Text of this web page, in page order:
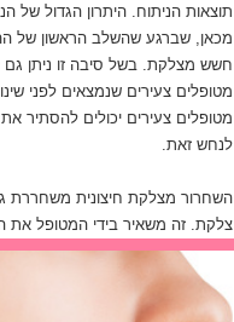
תוצאות הניתוח. היתרון הגדול של
מכאן, שברגע שהשלב הראשון של
חשש מצלקת. בשל סיבה זו ניתן
מטופלים צעירים שנמצאים לפני
מטופלים צעירים יכולים להסתיר
לנחש זאת.
השחרור מצלקת חיצונית משחררת
צלקת. זה משאיר בידי המטופל את